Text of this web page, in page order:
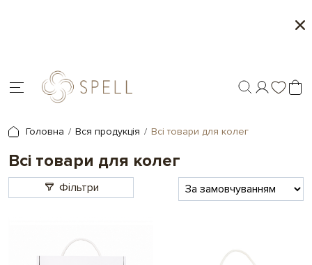
Головна Вся продукція Всі товари для колег
Всі товари для колег
Фільтри